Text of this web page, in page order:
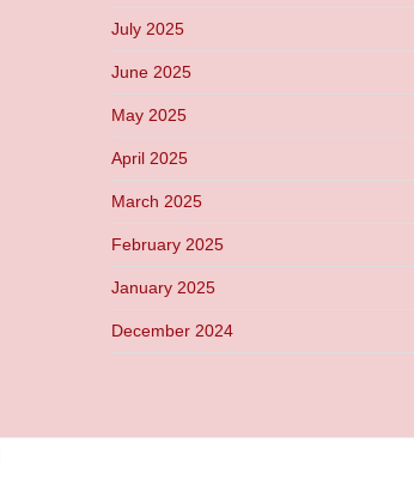
July 2025
June 2025
May 2025
April 2025
March 2025
February 2025
January 2025
December 2024